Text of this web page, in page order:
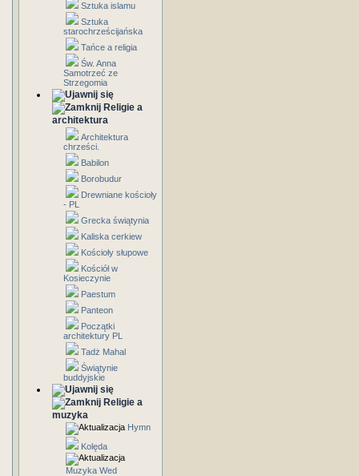
Sztuka islamu
Sztuka
starochrześcijańska
Tańce a religia
Św. Anna
Samotrzeć ze
Strzegomia
Religie a
architektura
Architektura
chrześci.
Babilon
Borobudur
Drewniane kościoły
- PL
Grecka świątynia
Kaliska cerkiew
Kościoły słupowe
Kościół w
Kosieczynie
Paestum
Panteon
Początki
architektury PL
Tadż Mahal
Świątynie
buddyjskie
Religie a
muzyka
Hymn
Kolęda
Muzyka Wed